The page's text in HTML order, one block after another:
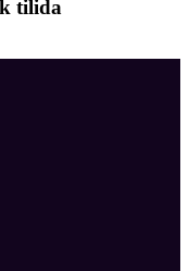
tilida